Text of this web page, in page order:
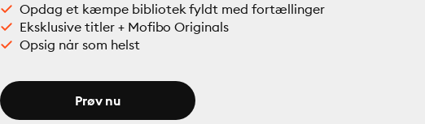
Opdag et kæmpe bibliotek fyldt med fortællinger
Eksklusive titler + Mofibo Originals
Opsig når som helst
Prøv nu